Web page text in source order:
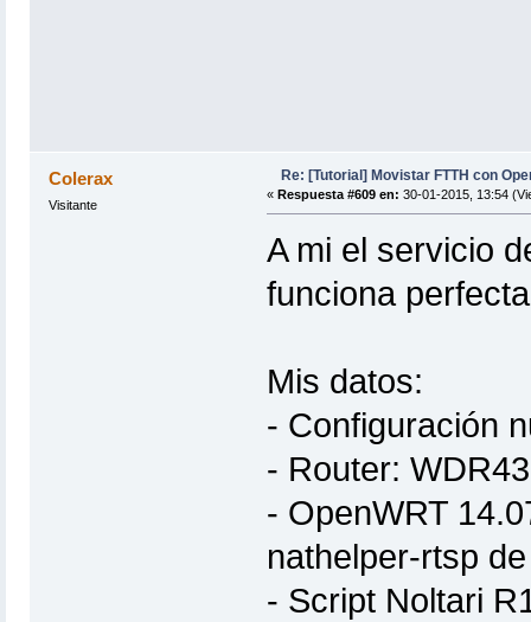
Colerax
Visitante
Re: [Tutorial] Movistar FTTH con
« Respuesta #609 en: 30-01-2015, 13:54
A mi el servicio
funciona
Mis datos:
- Configuración
- Router:
- OpenWRT
nathelper-rtsp
- Script Noltari